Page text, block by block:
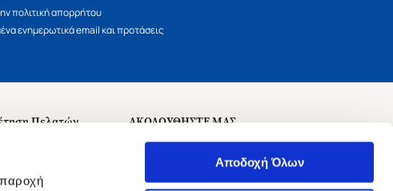
παροχή
Αποδοχή Όλων
πολιτική απορρήτου
ενημερωτικά email και προτάσεις
Πελατών
ΑΚΟΛΟΥΘΗΣΤΕ ΜΑΣ